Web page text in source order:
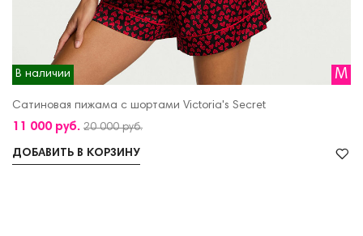
В наличии M
Сатиновая пижама с шортами Victoria's Secret
11 000 руб. 20 000 руб.
ДОБАВИТЬ В КОРЗИНУ